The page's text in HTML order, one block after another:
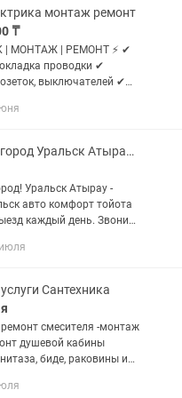
Холодильник перестал...
монтаж ремонт
₸
| МОНТАЖ | РЕМОНТ ⚡ ✔
проводки ✔
выключателей ✔
короткого замыкания ✔
Такси Межгород Уральск Атырау - Атырау Уралськ
Уральск Атырау -
авто комфорт тойота
каждый день. Звоните
.
Сантехника
смесителя -монтаж
душевой кабины
биде, раковины и
отопления и